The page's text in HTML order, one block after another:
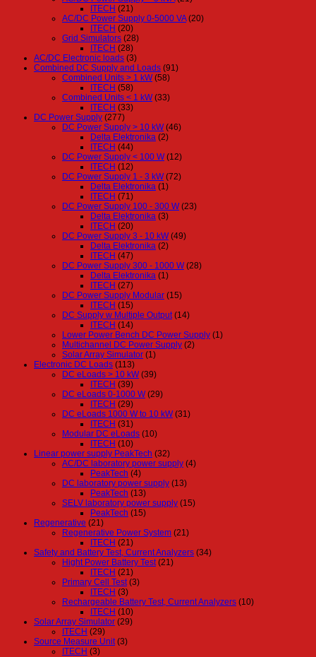
ITECH (21)
AC/DC Power Supply 0-5000 VA (20)
ITECH (20)
Grid Simulators (28)
ITECH (28)
AC/DC Electronic loads (3)
Combined DC Supply and Loads (91)
Combined Units > 1 kW (58)
ITECH (58)
Combined Units < 1 kW (33)
ITECH (33)
DC Power Supply (277)
DC Power Supply > 10 kW (46)
Delta Elektronika (2)
ITECH (44)
DC Power Supply < 100 W (12)
ITECH (12)
DC Power Supply 1 - 3 kW (72)
Delta Elektronika (1)
ITECH (71)
DC Power Supply 100 - 300 W (23)
Delta Elektronika (3)
ITECH (20)
DC Power Supply 3 - 10 kW (49)
Delta Elektronika (2)
ITECH (47)
DC Power Supply 300 - 1000 W (28)
Delta Elektronika (1)
ITECH (27)
DC Power Supply Modular (15)
ITECH (15)
DC Supply w Multiple Output (14)
ITECH (14)
Lower Power Bench DC Power Supply (1)
Multichannel DC Power Supply (2)
Solar Array Simulator (1)
Electronic DC Loads (113)
DC eLoads > 10 kW (39)
ITECH (39)
DC eLoads 0-1000 W (29)
ITECH (29)
DC eLoads 1000 W to 10 kW (31)
ITECH (31)
Modular DC eLoads (10)
ITECH (10)
Linear power supply PeakTech (32)
AC/DC laboratory power supply (4)
PeakTech (4)
DC laboratory power supply (13)
PeakTech (13)
SELV laboratory power supply (15)
PeakTech (15)
Regenerative (21)
Regenerative Power System (21)
ITECH (21)
Safety and Battery Test, Current Analyzers (34)
Hight Power Battery Test (21)
ITECH (21)
Primary Cell Test (3)
ITECH (3)
Rechargeable Battery Test, Current Analyzers (10)
ITECH (10)
Solar Array Simulator (29)
ITECH (29)
Source Measure Unit (3)
ITECH (3)